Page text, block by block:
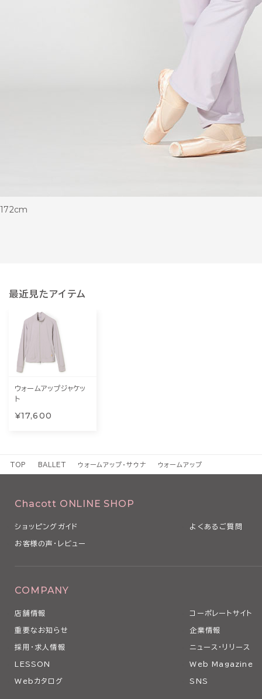
172cm
最近見たアイテム
ウォームアップジャケッ
ト
¥17,600
TOP BALLET ウォームアップ・サウナ ウォームアップ
Chacott ONLINE SHOP
ショッピングガイド よくあるご質問
お客様の声・レビュー
COMPANY
店舗情報 コーポレートサイト
重要なお知らせ 企業情報
採用・求人情報 ニュース・リリース
LESSON Web Magazine
Webカタログ SNS